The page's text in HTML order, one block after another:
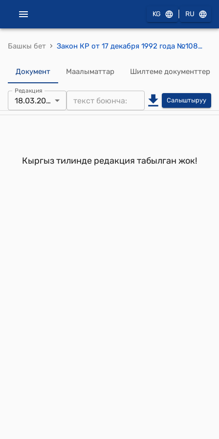
KG RU
Башкы бет › Закон КР от 17 декабря 1992 года №1082-XII "Об амнистии"
Документ Маалыматтар Шилтеме документтер
Редакция
18.03.2026 Салыштыруу
Кыргыз тилинде редакция табылган жок!